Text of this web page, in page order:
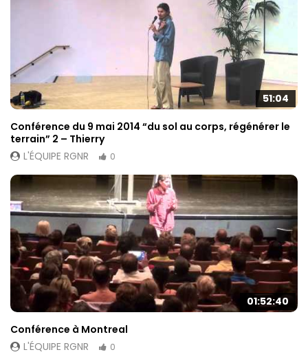
51:04
Conférence du 9 mai 2014 “du sol au corps, régénérer le
terrain” 2 – Thierry
L'ÉQUIPE RGNR
0
01:52:40
Conférence à Montreal
L'ÉQUIPE RGNR
0
Marketing
En partageant
votre intérêt et
votre
comportement
lorsque vous
visitez notre
site, vous
voir du
contenu et des
offres
personnalisés.